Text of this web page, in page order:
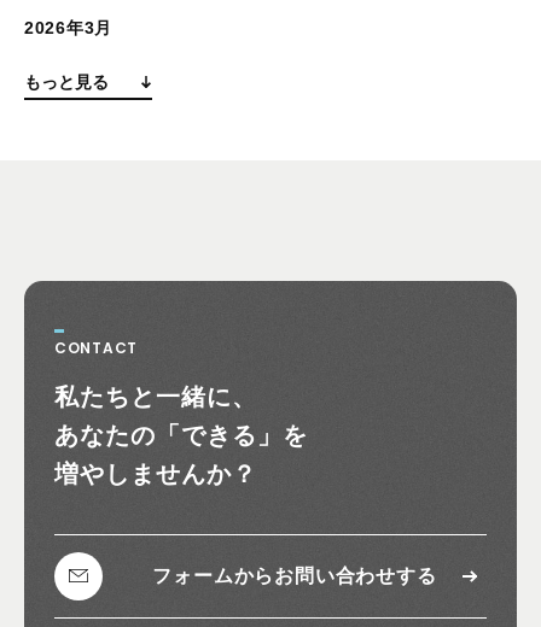
2026年3月
もっと見る
CONTACT
私たちと一緒に、
あなたの 「できる」を
増やしませんか？
フォームから お問い合わせする